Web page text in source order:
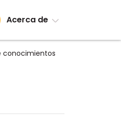
Acerca de
conocimientos